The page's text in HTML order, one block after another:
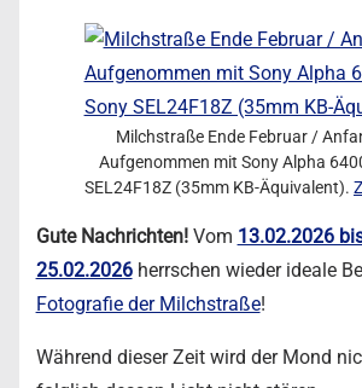
Milchstraße Ende Februar /
Aufgenommen mit Sony Alpha
SEL24F18Z (35mm KB-Äquivalent).
Gute Nachrichten!Vom 13.02.2026
25.02.2026herrschen wieder ideale
Fotografie der Milchstraße!
Während dieser Zeit wird der Mond